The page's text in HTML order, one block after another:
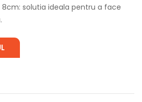
solutia ideala pentru a face